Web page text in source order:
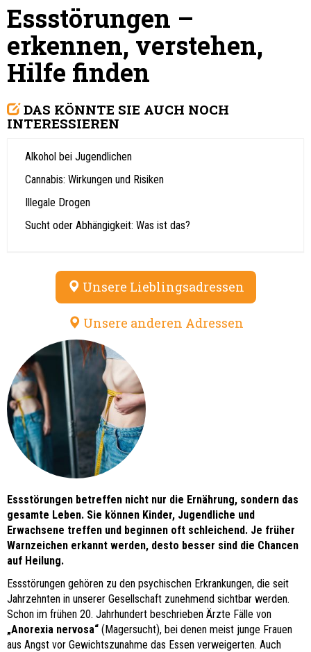
Essstörungen –
erkennen, verstehen,
Hilfe finden
DAS KÖNNTE SIE AUCH NOCH
INTERESSIEREN
Alkohol bei Jugendlichen
Cannabis: Wirkungen und Risiken
Illegale Drogen
Sucht oder Abhängigkeit: Was ist das?
Unsere Lieblingsadressen
Unsere anderen Adressen
Essstörungen betreffen nicht nur die Ernährung, sondern das
gesamte Leben. Sie können Kinder, Jugendliche und
Erwachsene treffen und beginnen oft schleichend. Je früher
Warnzeichen erkannt werden, desto besser sind die Chancen
auf Heilung.
Essstörungen gehören zu den psychischen Erkrankungen, die seit
Jahrzehnten in unserer Gesellschaft zunehmend sichtbar werden.
Schon im frühen 20. Jahrhundert beschrieben Ärzte Fälle von
„Anorexia nervosa“ (Magersucht), bei denen meist junge Frauen
aus Angst vor Gewichtszunahme das Essen verweigerten. Auch